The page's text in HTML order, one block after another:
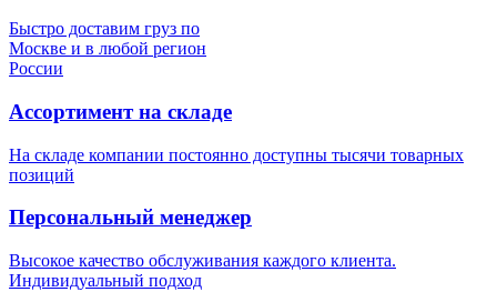
Быстро доставим груз по
Москве и в любой регион
России
Ассортимент на складе
На складе компании постоянно доступны тысячи товарных
позиций
Персональный менеджер
Высокое качество обслуживания каждого клиента.
Индивидуальный подход